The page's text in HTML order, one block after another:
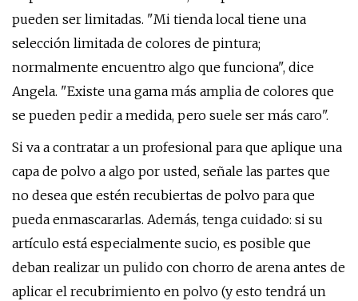
pueden ser limitadas. "Mi tienda local tiene una
selección limitada de colores de pintura;
normalmente encuentro algo que funciona", dice
Angela. "Existe una gama más amplia de colores que
se pueden pedir a medida, pero suele ser más caro".
Si va a contratar a un profesional para que aplique una
capa de polvo a algo por usted, señale las partes que
no desea que estén recubiertas de polvo para que
pueda enmascararlas. Además, tenga cuidado: si su
artículo está especialmente sucio, es posible que
deban realizar un pulido con chorro de arena antes de
aplicar el recubrimiento en polvo (y esto tendrá un